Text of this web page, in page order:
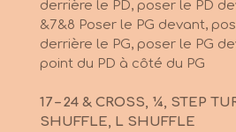
derrière le PD, poser le PD
&7&8 Poser le PG devant,
derrière le PG, poser le PG
point du PD à côté du PG
17 – 24 & CROSS, ¼, STEP
SHUFFLE, L SHUFFLE